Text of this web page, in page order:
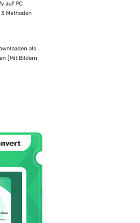
auf PC
Methoden
als
[Mit Bildern